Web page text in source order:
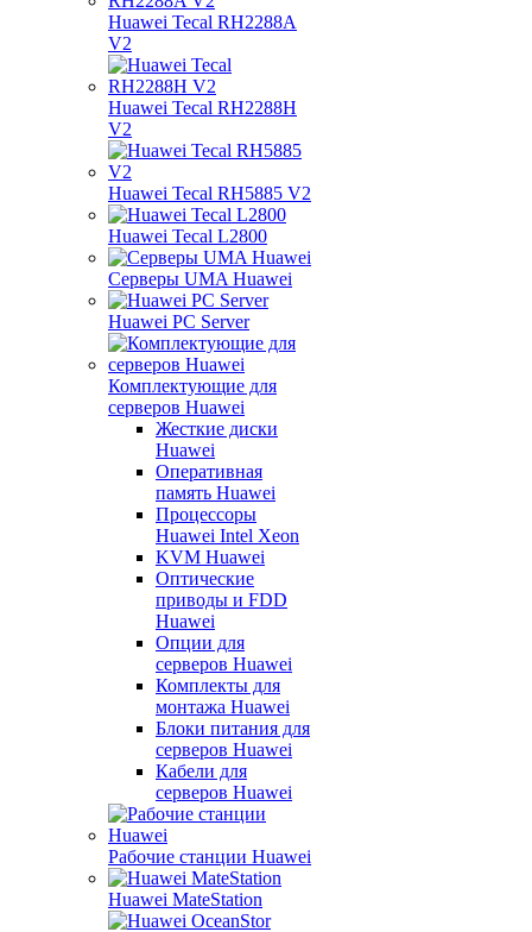
Huawei Tecal RH2288A
V2
Huawei Tecal RH2288H
V2
Huawei Tecal RH5885 V2
Huawei Tecal L2800
Серверы UMA Huawei
Huawei PC Server
Комплектующие для
серверов Huawei
Жесткие диски
Huawei
Оперативная
память Huawei
Процессоры
Huawei Intel Xeon
KVM Huawei
Оптические
приводы и FDD
Huawei
Опции для
серверов Huawei
Комплекты для
монтажа Huawei
Блоки питания для
серверов Huawei
Кабели для
серверов Huawei
Рабочие станции Huawei
Huawei MateStation